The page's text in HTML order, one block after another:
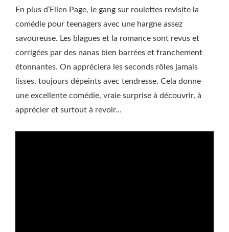
En plus d’Ellen Page, le gang sur roulettes revisite la
comédie pour teenagers avec une hargne assez
savoureuse. Les blagues et la romance sont revus et
corrigées par des nanas bien barrées et franchement
étonnantes. On appréciera les seconds rôles jamais
lisses, toujours dépeints avec tendresse. Cela donne
une excellente comédie, vraie surprise à découvrir, à
apprécier et surtout à revoir…